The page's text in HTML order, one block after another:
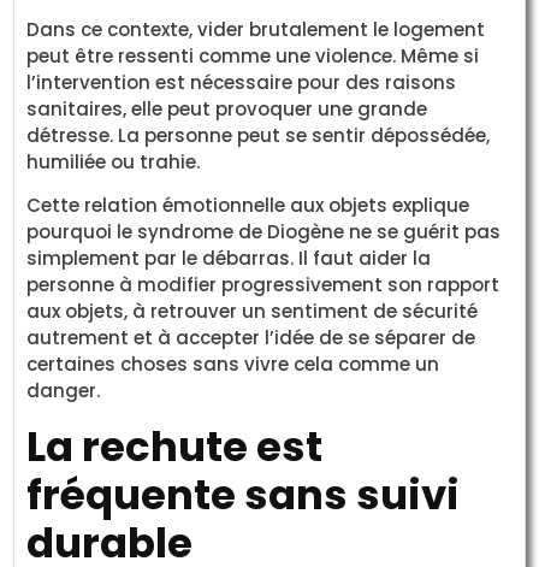
Dans ce contexte, vider brutalement le logement
peut être ressenti comme une violence. Même si
l’intervention est nécessaire pour des raisons
sanitaires, elle peut provoquer une grande
détresse. La personne peut se sentir dépossédée,
humiliée ou trahie.
Cette relation émotionnelle aux objets explique
pourquoi le syndrome de Diogène ne se guérit pas
simplement par le débarras. Il faut aider la
personne à modifier progressivement son rapport
aux objets, à retrouver un sentiment de sécurité
autrement et à accepter l’idée de se séparer de
certaines choses sans vivre cela comme un
danger.
La rechute est
fréquente sans suivi
durable